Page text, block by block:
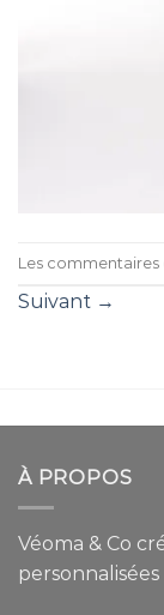
Les commentaires
Suivant →
À PROPOS
Véoma & Co